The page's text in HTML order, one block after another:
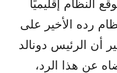
النظام إقليميًا
رده الأخير على
أن الرئيس دونالد
عن هذا الرد،